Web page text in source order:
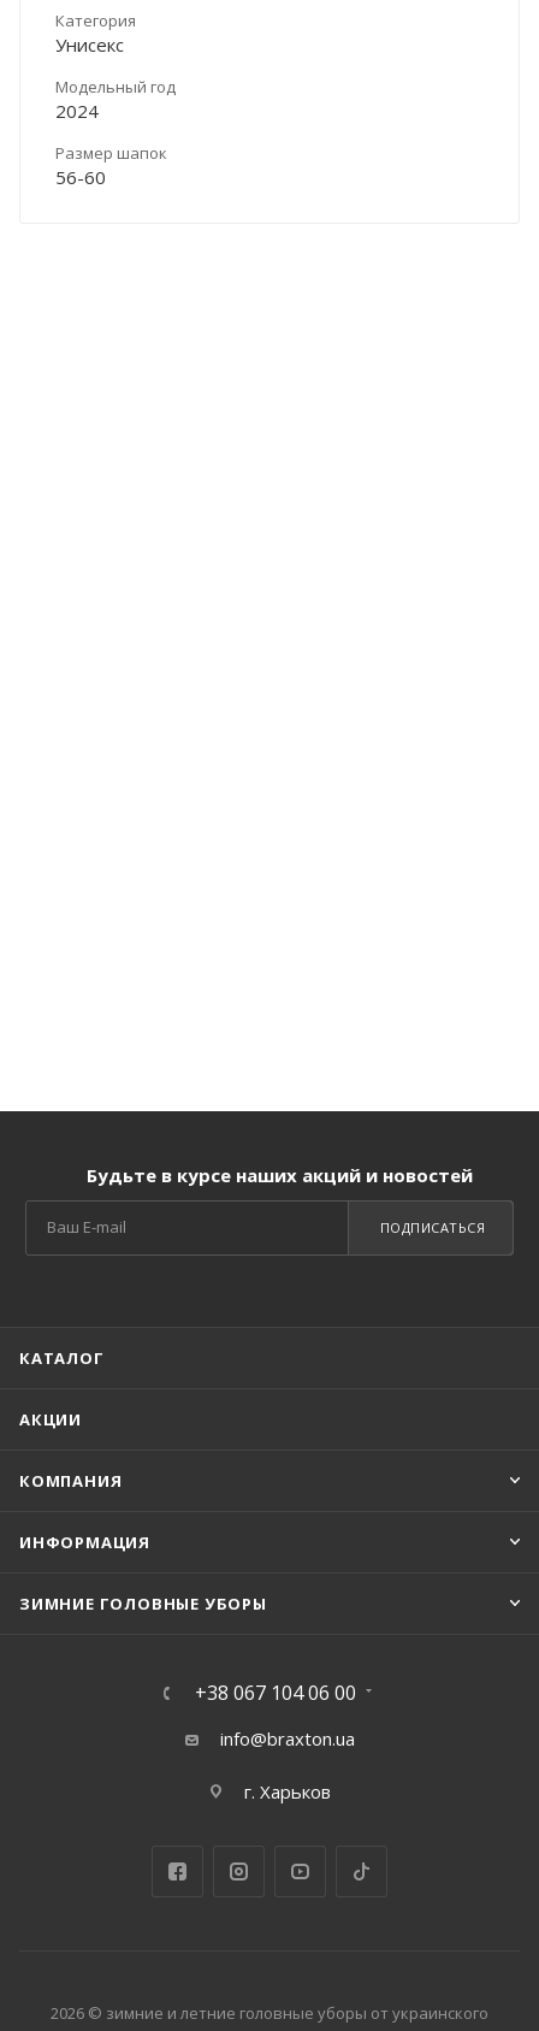
Категория
Унисекс
Модельный год
2024
Размер шапок
56-60
Будьте в курсе наших акций и новостей
ПОДПИСАТЬСЯ
КАТАЛОГ
АКЦИИ
КОМПАНИЯ
ИНФОРМАЦИЯ
ЗИМНИЕ ГОЛОВНЫЕ УБОРЫ
+38 067 104 06 00
info@braxton.ua
г. Харьков
2026 © зимние и летние головные уборы от украинского